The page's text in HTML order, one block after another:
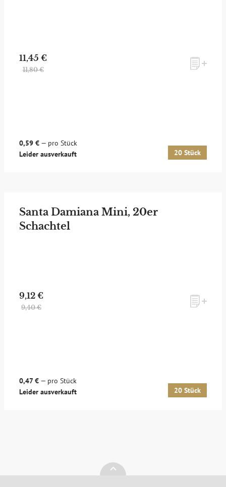
11,80 €
11,45 €
0,59 € — pro Stück
Leider ausverkauft
20 Stück
Santa Damiana Mini, 20er
Schachtel
9,40 €
9,12 €
0,47 € — pro Stück
Leider ausverkauft
20 Stück